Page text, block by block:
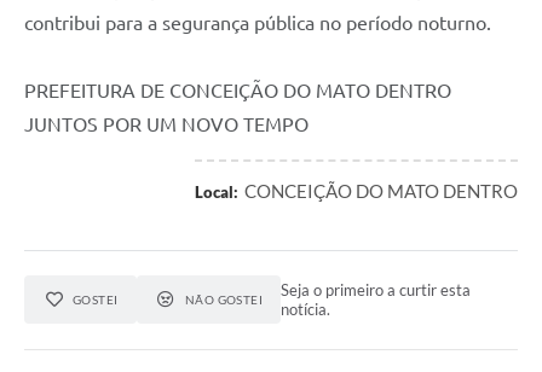
A Prefeitura
contribui para a segurança pública no período noturno.
PREFEITURA DE CONCEIÇÃO DO MATO DENTRO
JUNTOS POR UM NOVO TEMPO
Local: CONCEIÇÃO DO MATO DENTRO
GOSTEI NÃO GOSTEI
Seja o primeiro a curtir esta
notícia.